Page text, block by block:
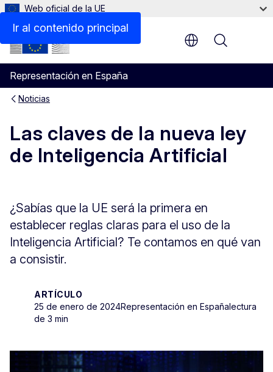
Ir al contenido principal
Web oficial de la UE
Representación en España
Menu
Noticias
Las claves de la nueva ley
de Inteligencia Artificial
¿Sabías que la UE será la primera en
establecer reglas claras para el uso de la
Inteligencia Artificial? Te contamos en qué van
a consistir.
ARTÍCULO
25 de enero de 2024Representación en Españalectura
de 3 min